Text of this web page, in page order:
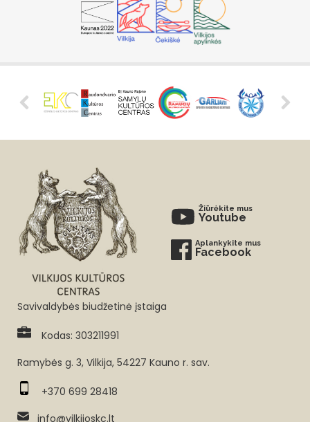
Žiūrėkite mus
Youtube
Aplankykite mus
Facebook
Savivaldybės biudžetinė įstaiga
Kodas: 303211991
Ramybės g. 3, Vilkija, 54227 Kauno r. sav.
+370 699 28418
info@vilkijoskc.lt